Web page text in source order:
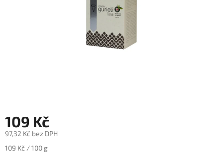
Měna
(CZK)
109 Kč
97,32 Kč bez DPH
Měrná
109 Kč / 100 g